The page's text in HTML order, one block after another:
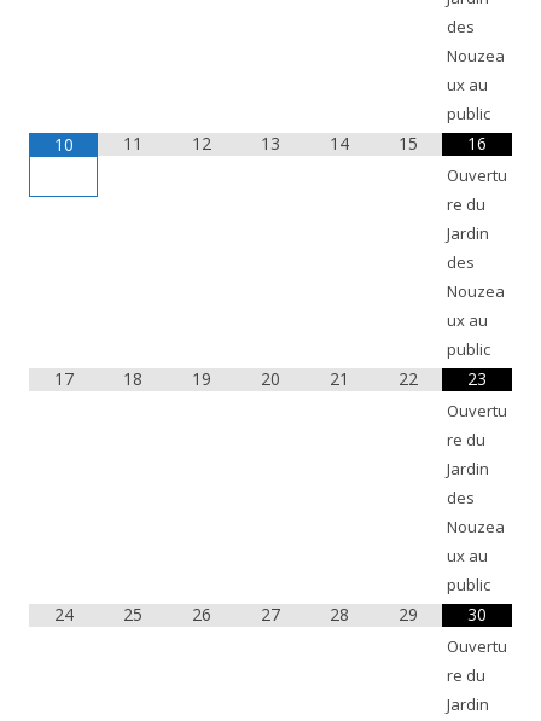
des
Nouzea
ux au
public
10 11 12 13 14 15 16
Ouvertu
re du
Jardin
des
Nouzea
ux au
public
17 18 19 20 21 22 23
Ouvertu
re du
Jardin
des
Nouzea
ux au
public
24 25 26 27 28 29 30
Ouvertu
re du
Jardin